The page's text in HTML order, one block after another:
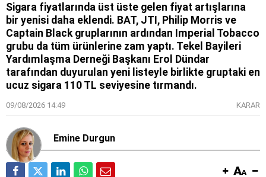
Sigara fiyatlarında üst üste gelen fiyat artışlarına
bir yenisi daha eklendi. BAT, JTI, Philip Morris ve
Captain Black gruplarının ardından Imperial Tobacco
grubu da tüm ürünlerine zam yaptı. Tekel Bayileri
Yardımlaşma Derneği Başkanı Erol Dündar
tarafından duyurulan yeni listeyle birlikte gruptaki en
ucuz sigara 110 TL seviyesine tırmandı.
09/08/2026 14:49 KARAR
Emine Durgun